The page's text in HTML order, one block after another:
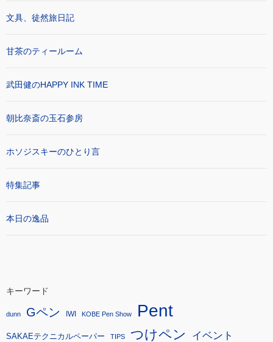
文具、徒然旅日記
甘茶のティールーム
武田健のHAPPY INK TIME
朝比奈斎の玉石参房
ホソジスキーのひとり言
特集記事
本日の逸品
キーワード
dunn Gペン IWI KOBE Pen Show Pent
SAKAEテクニカルペーパー TIPS つけペン イベント